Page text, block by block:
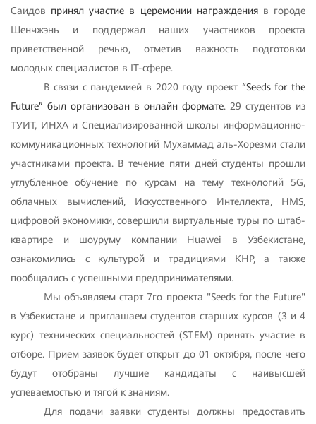
Саидов принял участие в церемонии награжденияв городе
Шенчжэнь и поддержал наших участников проекта
приветственной речью, отметив важность подготовки
молодых специалистов в IT-сфере.
В связи с пандемией в 2020 году проект “Seeds for the
Future” был организован в онлайн формате. 29 студентов из
ТУИТ, ИНХА и Специализированной школы информационно-
коммуникационных технологий Мухаммад аль-Хорезми стали
участниками проекта. В течение пяти дней студенты прошли
углубленное обучение по курсам на тему технологий 5G,
облачных вычислений, Искусственного Интеллекта, HMS,
цифровой экономики, совершили виртуальные туры по штаб-
квартире и шоуруму компании Huawei в Узбекистане,
ознакомились с культурой и традициями КНР, а также
пообщались с успешными предпринимателями.
Мы объявляем старт 7го проекта "Seeds for the Future"
в Узбекистане и приглашаем студентов старших курсов (3 и 4
курс) технических специальностей (STEM) принять участие в
отборе. Прием заявок будет открыт до 01 октября, после чего
будут отобраны лучшие кандидаты с наивысшей
успеваемостью и тягой к знаниям.
Для подачи заявки студенты должны предоставить